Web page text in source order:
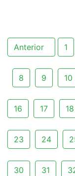
Anterior 1
8 9 10
16 17 18
23 24
30 31